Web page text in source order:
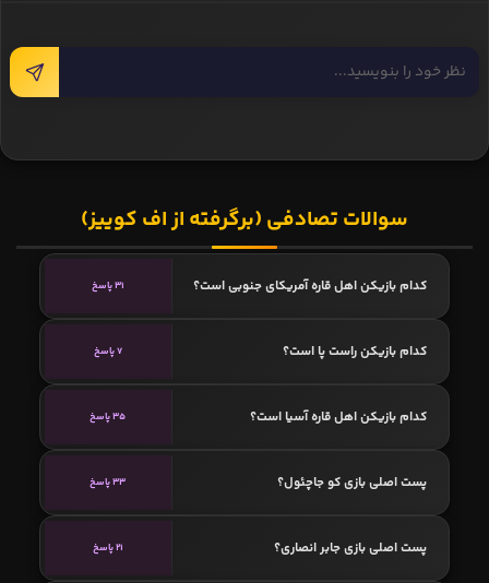
سوالات تصادفی (برگرفته از اف کوییز)
کدام بازیکن اهل قاره آمریکای جنوبی است؟ 31 پاسخ
کدام بازیکن راست پا است؟ 7 پاسخ
کدام بازیکن اهل قاره آسیا است؟ 35 پاسخ
پست اصلی بازی کو جاچئول؟ 33 پاسخ
پست اصلی بازی جابر انصاری؟ 21 پاسخ